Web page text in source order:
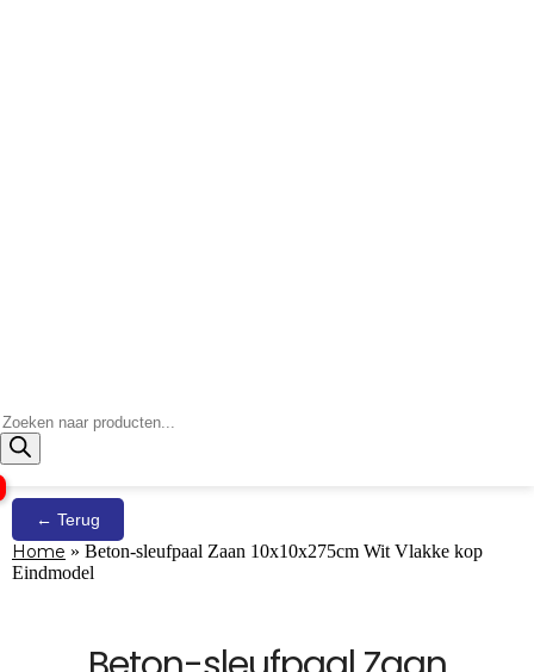
Producten
zoeken
← Terug
Home » Beton-sleufpaal Zaan 10x10x275cm Wit Vlakke kop
Eindmodel